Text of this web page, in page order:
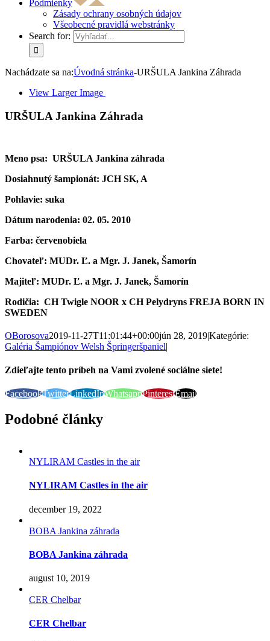
Podmienky
Zásady ochrany osobných údajov
Všeobecné pravidlá webstránky
Search for:
Nachádzate sa na:Úvodná stránka-URŠULA Jankina Záhrada
View Larger Image
URŠULA Jankina Záhrada
Meno psa: URŠULA Jankina záhrada
Dosiahnutý šampionát: JCH SK, A
Pohlavie: suka
Dátum narodenia: 02. 05. 2010
Farba: červenobiela
Chovateľ: MUDr. Ľ. a Mgr. J. Janek, Šamorín
Majiteľ: MUDr. Ľ. a Mgr. J. Janek, Šamorín
Rodičia: CH Twigle NOOR x CH Pelydryns FREJA BORN IN
SWEDEN
OBorosova2019-11-27T11:01:44+00:00jún 28, 2019|Kategórie:
Galéria Šampiónov Welsh Špringeršpaniel|
Zdieľajte tento príbeh na Vami zvolené sociálne siete!
FacebookTwitterLinkedInWhatsappPinterestEmail
Podobné články
NYLIRAM Castles in the air
NYLIRAM Castles in the air
december 19, 2022
BOBA Jankina záhrada
BOBA Jankina záhrada
august 10, 2019
CER Chelbar
CER Chelbar